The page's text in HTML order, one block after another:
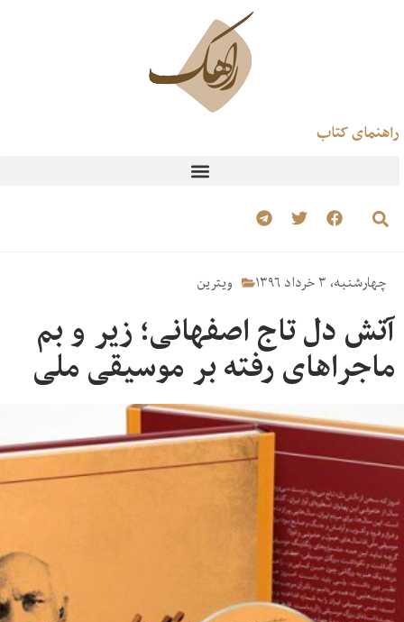
راهنمای کتاب
چهارشنبه، ۳ خرداد ۱۳۹۶ ویترین
آتش دل تاج اصفهانی؛ زیر و بم
ماجراهای رفته بر موسیقی ملی